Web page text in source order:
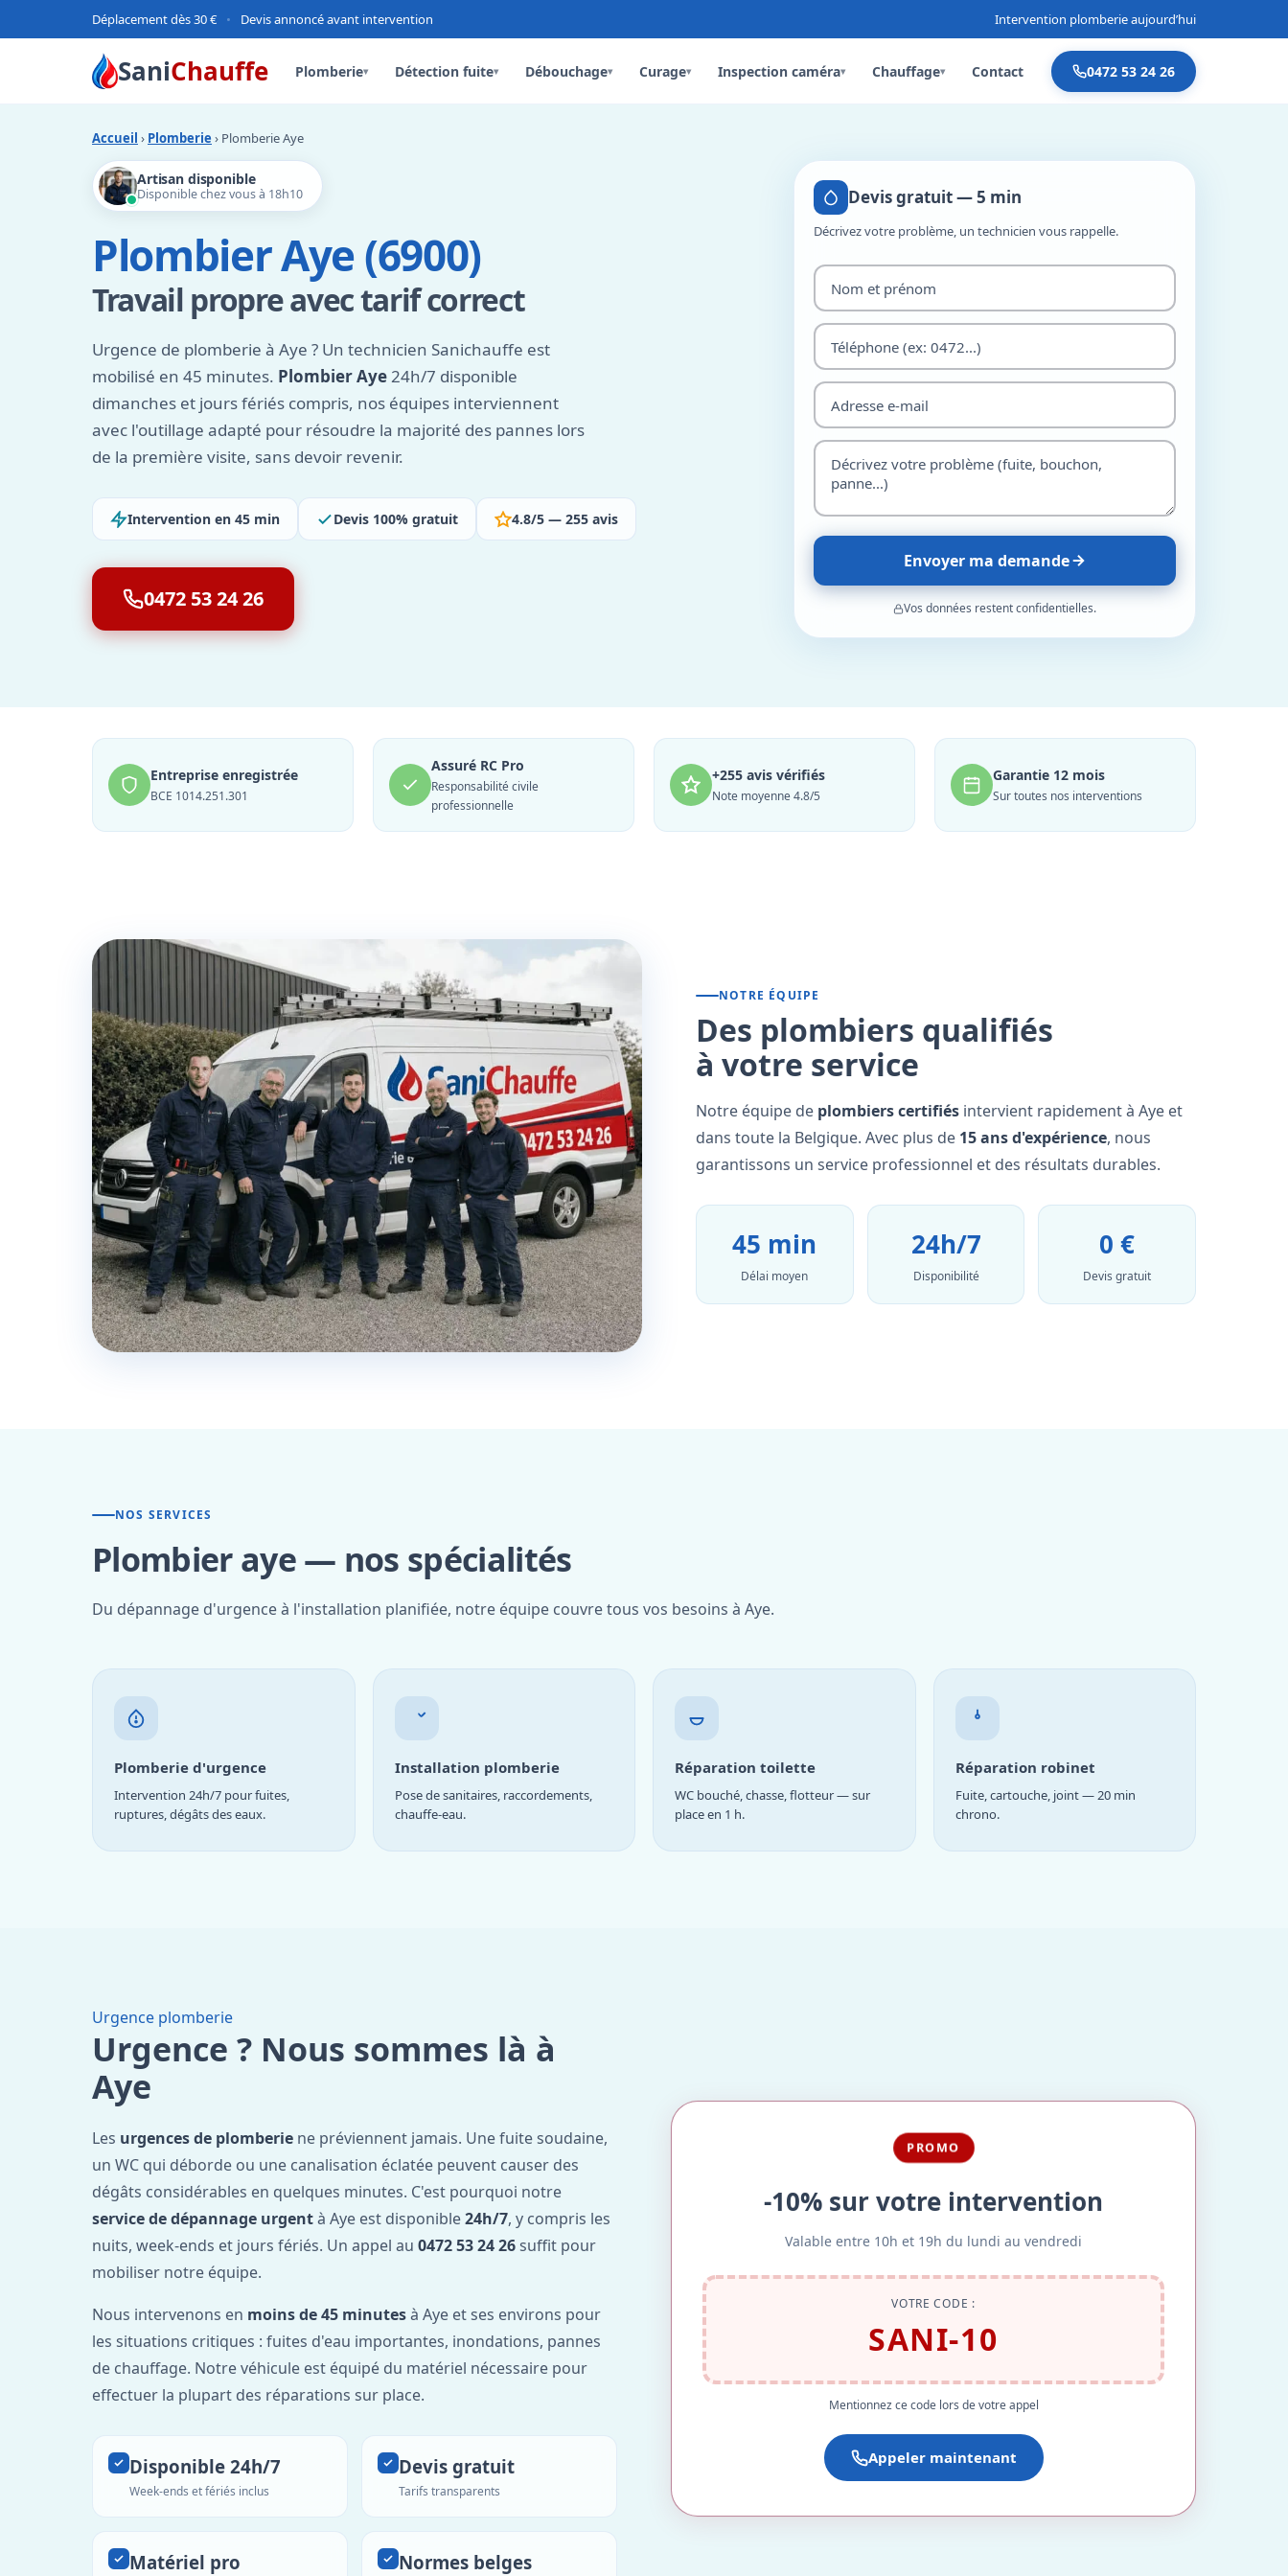
Déplacement dès 30 € • Devis annoncé avant intervention Intervention plomberie aujourd’hui
SaniChauffe Plomberie▾ Détection fuite▾ Débouchage▾ Curage▾ Inspection caméra▾ Chauffage▾ Contact 0472 53 24 26
Accueil › Plomberie › Plomberie Aye
Artisan disponible
Disponible chez vous à 18h10
Plombier Aye (6900)
Travail propre avec tarif correct
Urgence de plomberie à Aye ? Un technicien Sanichauffe est
mobilisé en 45 minutes. Plombier Aye24h/7 disponible
dimanches et jours fériés compris, nos équipes interviennent
avec l'outillage adapté pour résoudre la majorité des pannes lors
de la première visite, sans devoir revenir.
Intervention en 45 min Devis 100% gratuit 4.8/5 — 255 avis
0472 53 24 26
Devis gratuit — 5 min
Décrivez votre problème, un technicien vous rappelle.
Envoyer ma demande
Vos données restent confidentielles.
Entreprise enregistrée
BCE 1014.251.301
Assuré RC Pro
Responsabilité civile
professionnelle
+255 avis vérifiés
Note moyenne 4.8/5
Garantie 12 mois
Sur toutes nos interventions
NOTRE ÉQUIPE
Des plombiers qualifiés
à votre service
Notre équipe de plombiers certifiés intervient rapidement à Aye et
dans toute la Belgique. Avec plus de 15 ans d'expérience, nous
garantissons un service professionnel et des résultats durables.
45 min
Délai moyen
24h/7
Disponibilité
0 €
Devis gratuit
NOS SERVICES
Plombier aye — nos spécialités
Du dépannage d'urgence à l'installation planifiée, notre équipe couvre tous vos besoins à Aye.
Plomberie d'urgence
Intervention 24h/7 pour fuites,
ruptures, dégâts des eaux.
Installation plomberie
Pose de sanitaires, raccordements,
chauffe-eau.
Réparation toilette
WC bouché, chasse, flotteur — sur
place en 1 h.
Réparation robinet
Fuite, cartouche, joint — 20 min
chrono.
Urgence plomberie
Urgence ? Nous sommes là à
Aye
Les urgences de plomberie ne préviennent jamais. Une fuite soudaine,
un WC qui déborde ou une canalisation éclatée peuvent causer des
dégâts considérables en quelques minutes. C'est pourquoi notre
service de dépannage urgentà Aye est disponible24h/7, y compris les
nuits, week-ends et jours fériés. Un appel au 0472 53 24 26suffit pour
mobiliser notre équipe.
Nous intervenons en moins de 45 minutesà Aye et ses environs pour
les situations critiques : fuites d'eau importantes, inondations, pannes
de chauffage. Notre véhicule est équipé du matériel nécessaire pour
effectuer la plupart des réparations sur place.
Disponible 24h/7
Week-ends et fériés inclus
Devis gratuit
Tarifs transparents
Matériel pro Normes belges
PROMO
-10% sur votre intervention
Valable entre 10h et 19h du lundi au vendredi
VOTRE CODE :
SANI-10
Mentionnez ce code lors de votre appel
Appeler maintenant